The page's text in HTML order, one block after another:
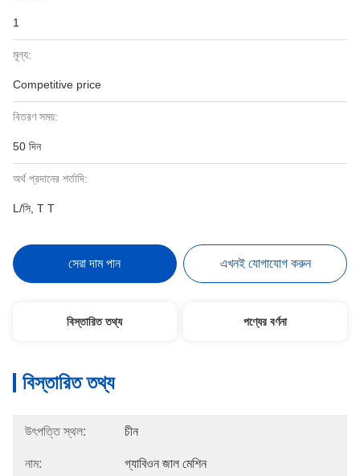
1
মূল্য:
Competitive price
বিতরণ সময়:
50 দিন
অর্থ প্রদানের শর্তাদি:
L/সি, T T
সেরা দাম পান এখনই যোগাযোগ করুন
বিস্তারিত তথ্য পণ্যের বর্ণনা
বিস্তারিত তথ্য
উৎপত্তি স্থল: চীন
নাম: গ্যাবিওন জাল মেশিন